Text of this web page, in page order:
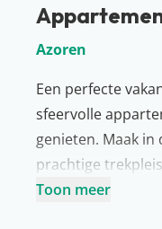
Azoren
Een perfecte
sfeervolle
genieten. Maak
prachtige
uitkijkpunten over
Toon meer